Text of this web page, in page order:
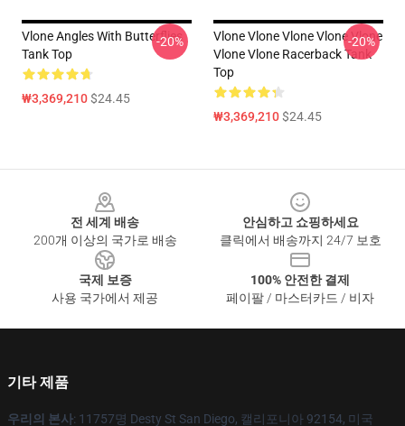
Vlone Angles With Butterflies
Tank Top
₩3,369,210$24.45
-20%
Vlone Vlone Vlone Vlone Vlone
Vlone Vlone Racerback Tank
Top
₩3,369,210$24.45
-20%
전 세계 배송
200개 이상의 국가로 배송
안심하고 쇼핑하세요
클릭에서 배송까지 24/7 보호
국제 보증
사용 국가에서 제공
100% 안전한 결제
페이팔 / 마스터카드 / 비자
기타 제품
우리의 본사: 11757명 Desty St San Diego, 캘리포니아 92154, 미국